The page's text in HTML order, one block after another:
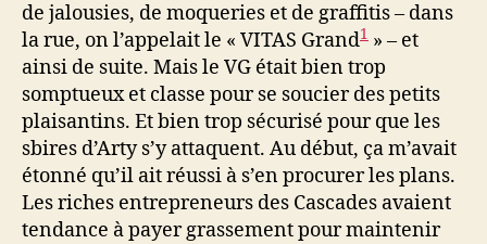
de jalousies, de moqueries et de graffitis – dans
la rue, on l’appelait le « VITAS Grand1 » – et
ainsi de suite. Mais le VG était bien trop
somptueux et classe pour se soucier des petits
plaisantins. Et bien trop sécurisé pour que les
sbires d’Arty s’y attaquent. Au début, ça m’avait
étonné qu’il ait réussi à s’en procurer les plans.
Les riches entrepreneurs des Cascades avaient
tendance à payer grassement pour maintenir